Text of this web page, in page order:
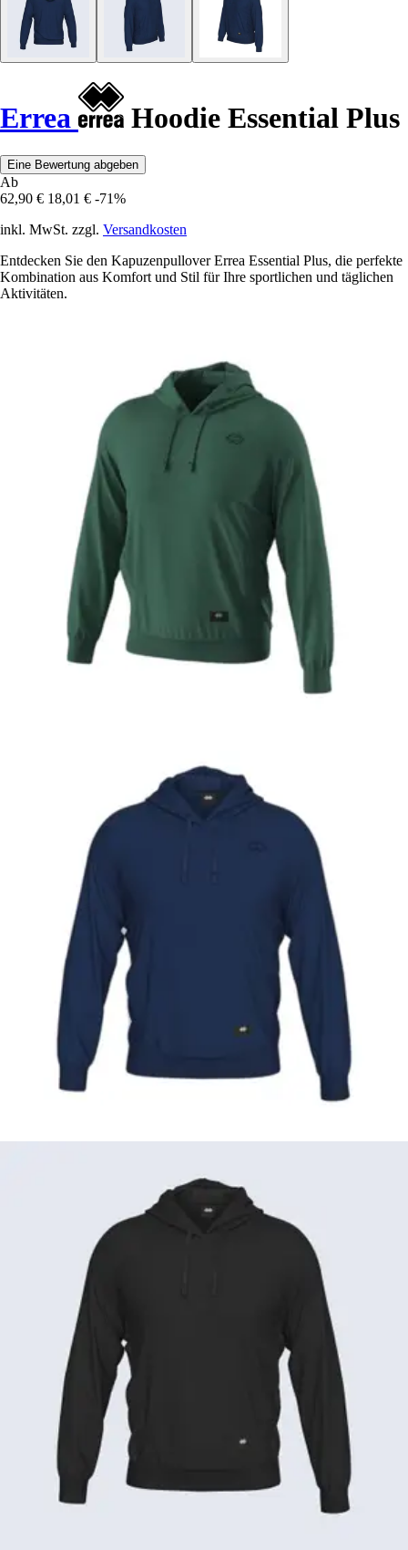
Errea Hoodie Essential Plus
Eine Bewertung abgeben
Ab
62,90 € 18,01 € -71%
inkl. MwSt. zzgl. Versandkosten
Entdecken Sie den Kapuzenpullover Errea Essential Plus, die perfekte
Kombination aus Komfort und Stil für Ihre sportlichen und täglichen
Aktivitäten.